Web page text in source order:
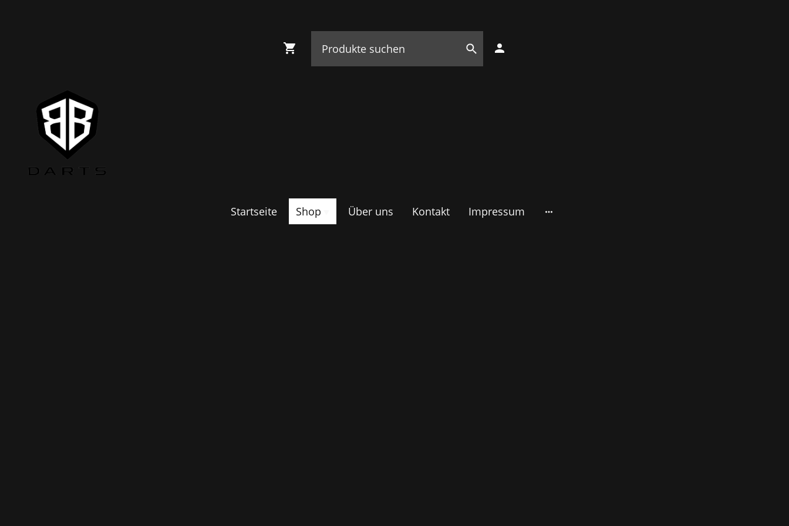
Startseite Shop Über uns Kontakt Impressum